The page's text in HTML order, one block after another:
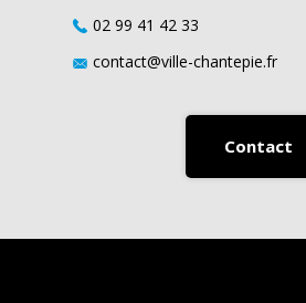
02 99 41 42 33
contact@ville-chantepie.fr
Contact